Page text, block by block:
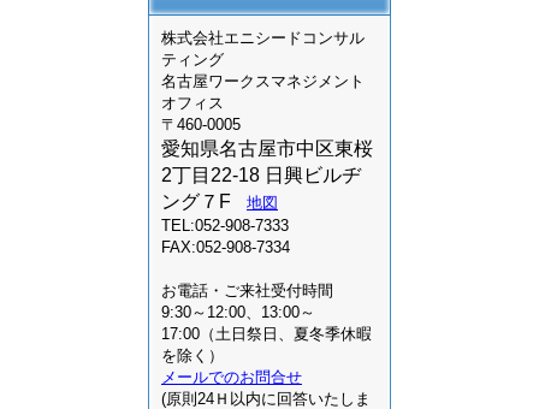
株式会社エニシードコンサル
ティング
名古屋ワークスマネジメント
オフィス
〒460-0005
愛知県名古屋市中区東桜
2丁目22-18 日興ビルヂ
ング７F
地図
TEL:052-908-7333
FAX:052-908-7334
お電話・ご来社受付時間
9:30～12:00、13:00～
17:00（土日祭日、夏冬季休暇
を除く）
メールでのお問合せ
(原則24Ｈ以内に回答いたしま